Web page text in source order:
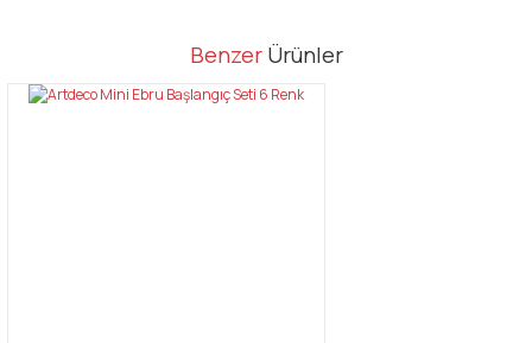
Bu ürüne ilk yorumu siz yapın!
Bu ürünün fiyat bilgisi, resim, ürün açıklamalarında ve diğer
tarafımıza iletebilirsiniz.
Benzer Ürünler